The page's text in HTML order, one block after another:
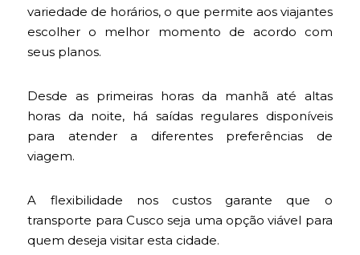
variedade de horários, o que permite aos viajantes
escolher o melhor momento de acordo com
seus planos.
Desde as primeiras horas da manhã até altas
horas da noite, há saídas regulares disponíveis
para atender a diferentes preferências de
viagem.
A flexibilidade nos custos garante que o
transporte para Cusco seja uma opção viável para
quem deseja visitar esta cidade.